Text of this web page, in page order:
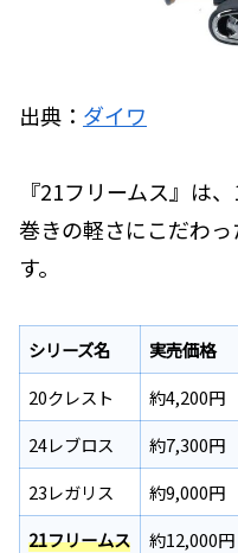
出典： ダイワ
『21フリームス』は
巻きの軽さにこだわ
す。
シリーズ名
実売価格
20クレスト
約4,200円
24レブロス
約7,300円
23レガリス
約9,000円
21フリームス
約12,000円